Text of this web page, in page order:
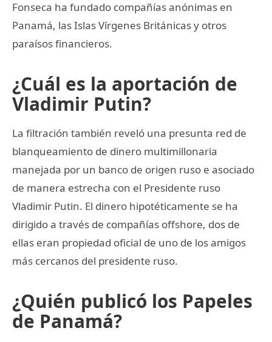
Fonseca ha fundado compañías anónimas en
Panamá, las Islas Vírgenes Británicas y otros
paraísos financieros.
¿Cuál es la aportación de
Vladimir Putin?
La filtración también reveló una presunta red de
blanqueamiento de dinero multimillonaria
manejada por un banco de origen ruso e asociado
de manera estrecha con el Presidente ruso
Vladimir Putin. El dinero hipotéticamente se ha
dirigido a través de compañías offshore, dos de
ellas eran propiedad oficial de uno de los amigos
más cercanos del presidente ruso.
¿Quién publicó los Papeles
de Panamá?